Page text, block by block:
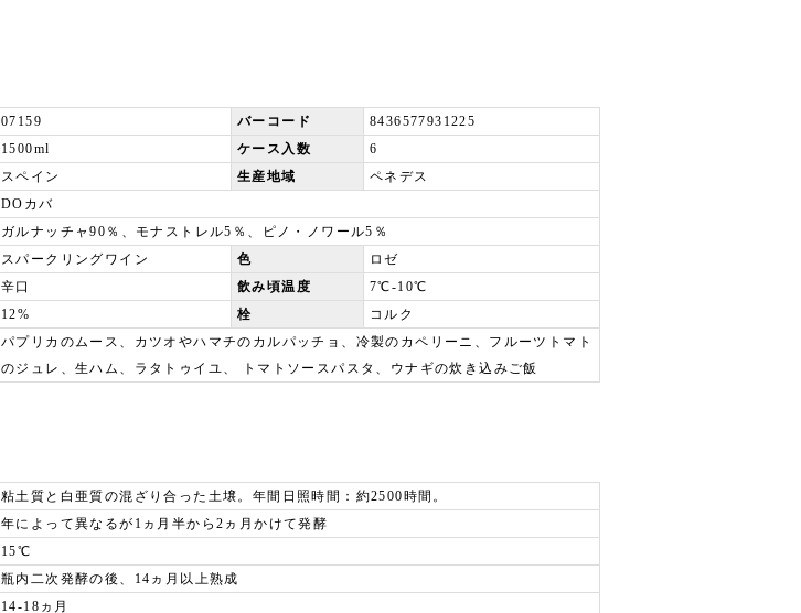
07159 バーコード
8436577931225
1500ml ケース入数
6
スペイン 生産地域
ペネデス
DOカバ
ガルナッチャ90％、モナストレル5％、ピノ・ノワール5％
スパークリングワイン 色
ロゼ
辛口 飲み頃温度
7℃-10℃
12% 栓 コルク
パプリカのムース、カツオやハマチのカルパッチョ、冷製のカペリーニ、フルーツトマト
のジュレ、生ハム、ラタトゥイユ、 トマトソースパスタ、ウナギの炊き込みご飯
粘土質と白亜質の混ざり合った土壌。年間日照時間：約2500時間。
年によって異なるが1ヵ月半から2ヵ月かけて発酵
15℃
瓶内二次発酵の後、14ヵ月以上熟成
14-18ヵ月